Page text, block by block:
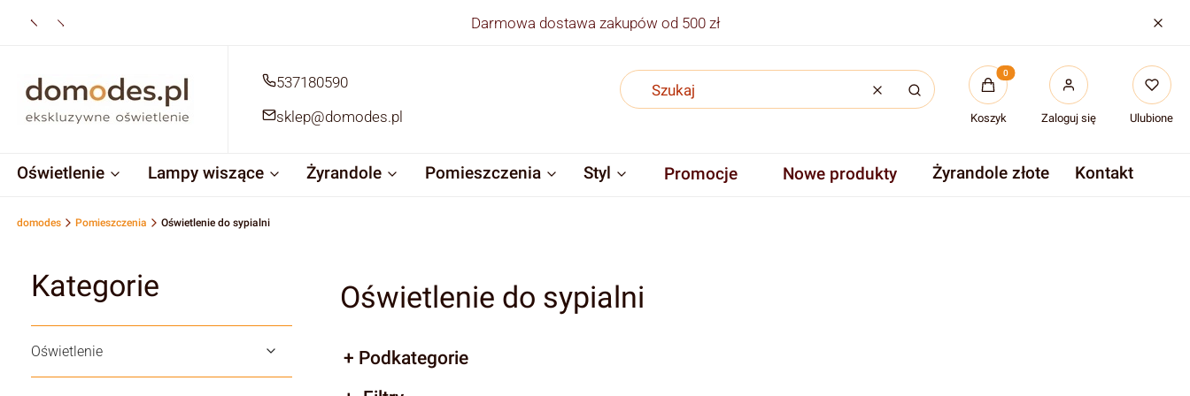
Darmowa dostawa zakupów od 500 zł
537180590
sklep@domodes.pl
WyczyśćSzukaj
Produkty w koszyku: 0.
Koszyk Zaloguj się Ulubione
Oświetlenie Lampy wiszące Żyrandole Pomieszczenia Styl Promocje Nowe produkty Żyrandole złote Kontakt
domodes Pomieszczenia Oświetlenie do sypialni
Kategorie
Oświetlenie
Oświetlenie do sypialni
Podkategorie